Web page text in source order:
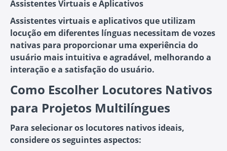
Assistentes Virtuais e Aplicativos
Assistentes virtuais e aplicativos que utilizam
locução em diferentes línguas necessitam de vozes
nativas para proporcionar uma experiência do
usuário mais intuitiva e agradável, melhorando a
interação e a satisfação do usuário.
Como Escolher Locutores Nativos
para Projetos Multilíngues
Para selecionar os locutores nativos ideais,
considere os seguintes aspectos: